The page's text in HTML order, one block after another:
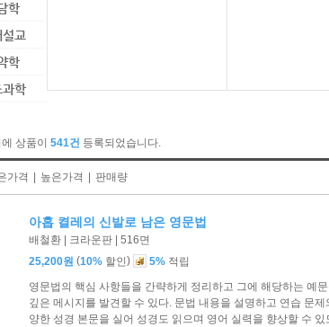
학
설교
학
학
상품이 541건 등록되었습니다.
가격 높은가격 판매량
아홉 켤레의 신발로 남은 영문법
배철환 | 크라운판 | 516면
25,200원 (10% 할인) 5% 적립
영문법의 핵심 사항들을 간략하게 정리하고 그에 해당하는 예
깊은 메시지를 발견할 수 있다. 문법 내용을 설명하고 연습 문
양한 성경 본문을 실어 성경도 읽으며 영어 실력을 향상할 수